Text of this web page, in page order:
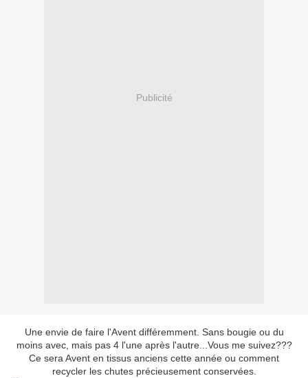
Publicité
Une envie de faire l'Avent différemment. Sans bougie ou du
moins avec, mais pas 4 l'une après l'autre...Vous me suivez???
Ce sera Avent en tissus anciens cette année ou comment
recycler les chutes précieusement conservées.